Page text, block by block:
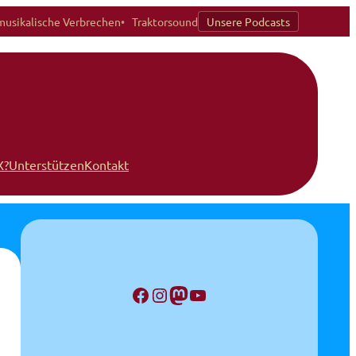
Verbrechen Traktorsound Unsere Podcasts
UnterstützenKontakt
Facebook InstagramMastodon YouTube